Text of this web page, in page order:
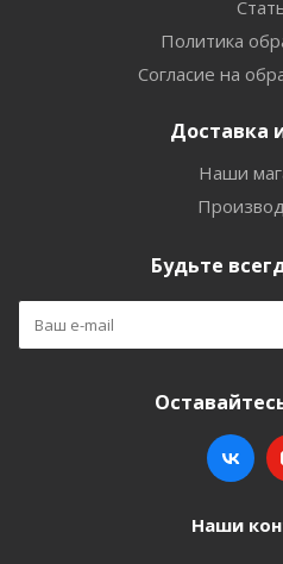
Политика
Согласие на
Доставка
Наши
Будьте
Наши